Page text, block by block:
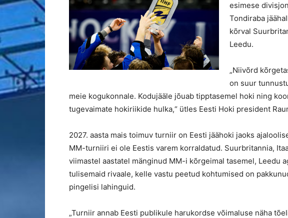
esimese
Tondiraba
kõrval
Leedu.
„Niivõrd
on suur
meie kogukonnale. Kodujääle jõuab tipptasemel hoki ning
tugevaimate hokiriikide hulka,“ ütles Eesti Hoki president
2027. aasta mais toimuv turniir on Eesti jäähoki jaoks
MM-turniiri ei ole Eestis varem korraldatud. Suurbritannia,
viimastel aastatel mänginud MM-i kõrgeimal tasemel, Leedu
tulisemaid rivaale, kelle vastu peetud kohtumised on
pingelisi lahinguid.
„Turniir annab Eesti publikule harukordse võimaluse näha